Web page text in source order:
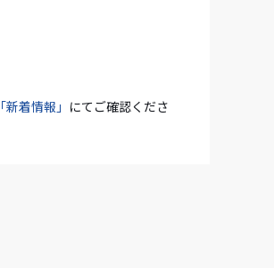
「新着情報」
にてご確認くださ